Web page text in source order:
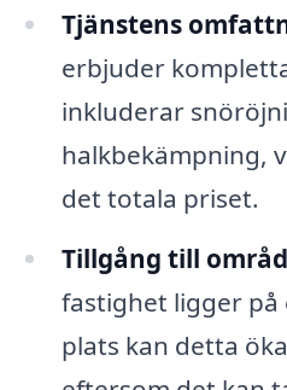
Tjänstens
erbjuder
inkluderar
halkbekämpning,
det totala priset.
Tillgång till
fastighet ligger på
plats kan detta